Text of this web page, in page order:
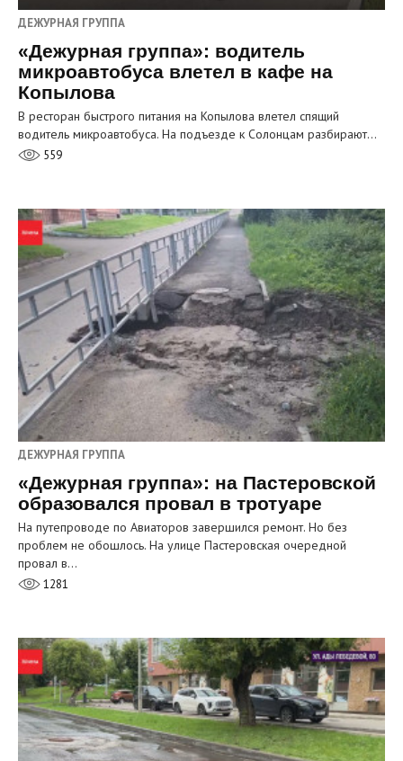
ДЕЖУРНАЯ ГРУППА
«Дежурная группа»: водитель
микроавтобуса влетел в кафе на
Копылова
В ресторан быстрого питания на Копылова влетел спящий
водитель микроавтобуса. На подъезде к Солонцам разбирают…
559
ДЕЖУРНАЯ ГРУППА
«Дежурная группа»: на Пастеровской
образовался провал в тротуаре
На путепроводе по Авиаторов завершился ремонт. Но без
проблем не обошлось. На улице Пастеровская очередной
провал в…
1281